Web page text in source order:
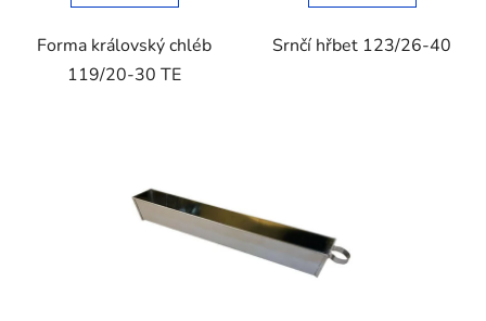
Forma královský chléb
119/20-30 TE
Srnčí hřbet 123/26-40